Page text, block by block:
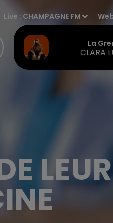
Live : CHAMPAGNE FM
La
CLARA